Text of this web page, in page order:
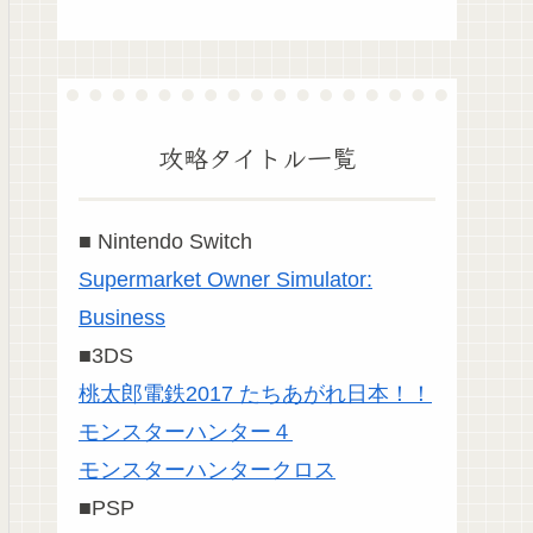
攻略タイトル一覧
■ Nintendo Switch
Supermarket Owner Simulator:
Business
■3DS
桃太郎電鉄2017 たちあがれ日本！！
モンスターハンター４
モンスターハンタークロス
■PSP